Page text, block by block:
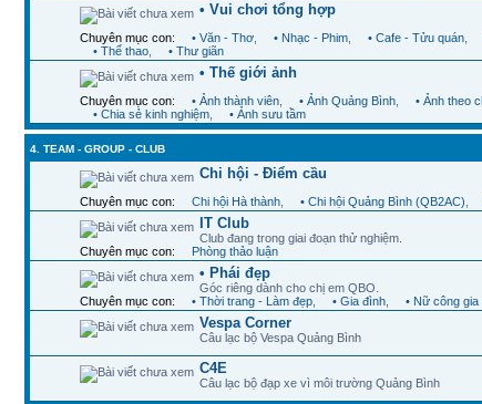
• Vui chơi tổng hợp
Chuyên mục con: • Văn - Thơ • Nhạc - Phim • Cafe - Tửu quán
• Thể thao
• Thư giãn
• Thế giới ảnh
Chuyên mục con: • Ảnh thành viên • Ảnh Quảng Bình • Ảnh theo
• Chia sẻ kinh nghiệm
• Ảnh sưu tầm
4. TEAM - GROUP - CLUB
Chi hội - Điểm cầu
Chuyên mục con: Chi hội Hà thành • Chi hội Quảng Bình (QB2AC)
IT Club
Club đang trong giai đoạn thử nghiệm.
Chuyên mục con:
Phòng thảo luận
• Phái đẹp
Góc riêng dành cho chị em QBO.
Chuyên mục con:
• Thời trang - Làm đẹp • Gia đình • Nữ công gia
Vespa Corner
Câu lạc bộ Vespa Quảng Bình
C4E
Câu lạc bộ đạp xe vì môi trường Quảng Bình